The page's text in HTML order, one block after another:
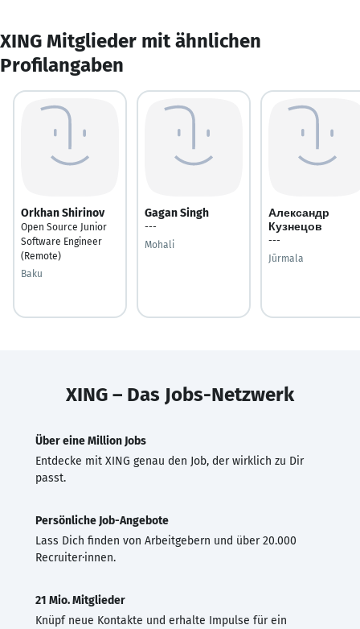
XING Mitglieder mit ähnlichen
Profilangaben
Orkhan Shirinov
Open Source Junior
Software Engineer
(Remote)
Baku
Gagan Singh
---
Mohali
Александр
Кузнецов
---
Jūrmala
XING – Das Jobs-Netzwerk
Über eine Million Jobs
Entdecke mit XING genau den Job, der wirklich zu Dir
passt.
Persönliche Job-Angebote
Lass Dich finden von Arbeitgebern und über 20.000
Recruiter·innen.
21 Mio. Mitglieder
Knüpf neue Kontakte und erhalte Impulse für ein